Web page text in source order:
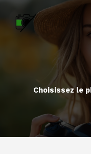
contenu
Choisissez le